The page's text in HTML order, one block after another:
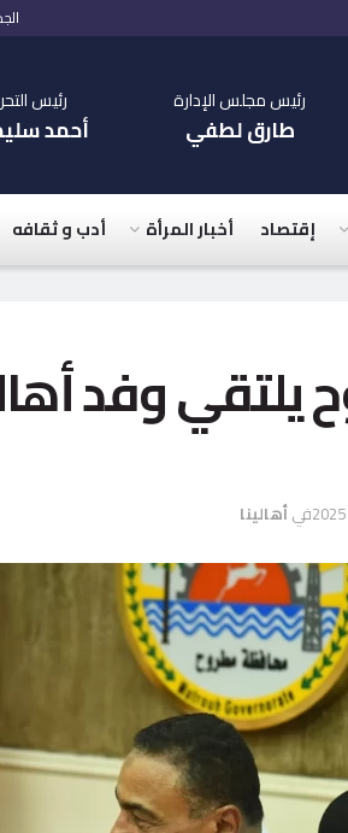
رئيس مجلس الإدارة
طارق لطفي
رئيس
أحمد
إقتصاد أخبار المرأة أدب و ثقافه
يلتقي وفد
فيأهالينا